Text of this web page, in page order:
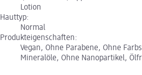
Lotion
Hauttyp:
Normal
Produkteigenschaften:
Vegan, Ohne Parabene, Ohne
Mineralöle, Ohne Nanopartikel,